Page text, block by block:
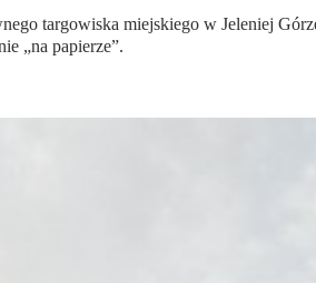
targowiska miejskiego w Jeleniej
„na papierze”.